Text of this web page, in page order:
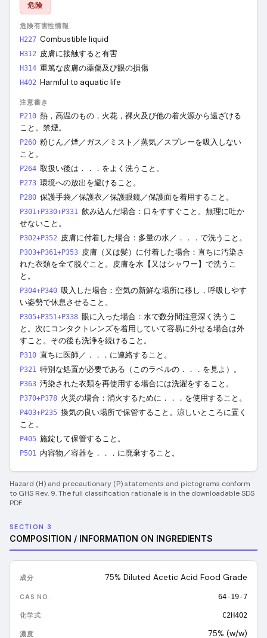
危険
危険有害性情報
H227 Combustible liquid
H312 皮膚に接触すると有害
H314 重篤な皮膚の薬傷及び眼の損傷
H402 Harmful to aquatic life
注意書き
P210 熱，高温のもの，火花，裸火及び他の着火源から遠ざける
こと。禁煙。
P260 粉じん／煙／ガス／ミスト／蒸気／スプレーを吸入しない
こと。
P264 取扱い後は．．．をよく洗うこと。
P273 環境への放出を避けること。
P280 保護手袋／保護衣／保護眼鏡／保護面を着用すること。
P301+P330+P331 飲み込んだ場合：口をすすぐこと。無理に吐か
せないこと。
P302+P352 皮膚に付着した場合：多量の水／．．．で洗うこと。
P303+P361+P353 皮膚（又は髪）に付着した場合：直ちに汚染さ
れた衣類を全て脱ぐこと。皮膚を水【又はシャワー】で洗うこ
と。
P304+P340 吸入した場合：空気の新鮮な場所に移し，呼吸しやす
い姿勢で休息させること。
P305+P351+P338 眼に入った場合：水で数分間注意深く洗うこ
と。次にコンタクトレンズを着用していて容易に外せる場合は外
すこと。その後も洗浄を続けること。
P310 直ちに医師／．．．に連絡すること。
P321 特別な処置が必要である（このラベルの．．．を見よ）。
P363 汚染された衣類を再使用する場合には洗濯をすること。
P370+P378 火災の場合：消火するために．．．を使用すること。
P403+P235 換気の良い場所で保管すること。涼しいところに置く
こと。
P405 施錠して保管すること。
P501 内容物／容器を．．．に廃棄すること。
Hazard (H) and precautionary (P) statements and pictograms conform
to GHS Rev. 9. The full classification rationale is in the downloadable SDS
PDF.
SECTION 3
COMPOSITION / INFORMATION ON INGREDIENTS
75% Diluted Acetic Acid Food Grade
64-19-7
C2H4O2
75% (w/w)